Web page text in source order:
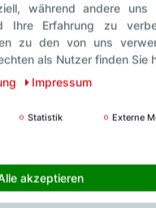
während andere uns
Ihre Erfahrung zu
zu den von uns
als Nutzer finden Sie
Impressum
Statistik
Externe
akzeptieren